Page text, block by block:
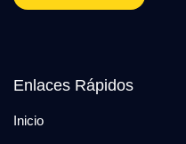
Enlaces Rápidos
Inicio